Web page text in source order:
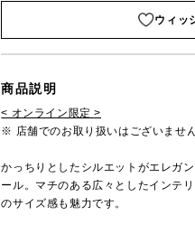
ウィッ
商品説明
< オンライン限定 >
※ 店舗でのお取り扱いはございませ
かっちりとしたシルエットがエレガ
ール。マチのある広々としたインテ
のサイズ感も魅力です。